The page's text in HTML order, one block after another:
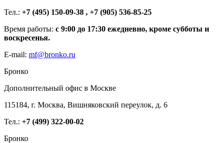
Тел.: +7 (495) 150-09-38 , +7 (905) 536-85-25
Время работы: с 9:00 до 17:30 ежедневно, кроме субботы и
воскресенья.
E-mail: mf@bronko.ru
Бронко
Дополнительный офис в Москве
115184, г. Москва, Вишняковский переулок, д. 6
Тел.: +7 (499) 322-00-02
Бронко